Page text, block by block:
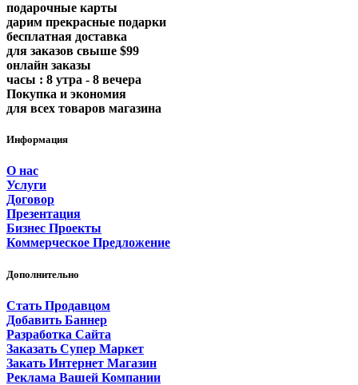
подарочные карты
дарим прекрасные подарки
бесплатная доставка
для заказов свыше $99
онлайн заказы
часы : 8 утра - 8 вечера
Покупка и экономия
для всех товаров магазина
Информация
О нас
Услуги
Договор
Презентация
Бизнес Проекты
Коммерческое Предложение
Дополнительно
Стать Продавцом
Добавить Баннер
Разработка Сайта
Заказать Супер Маркет
Закать Интернет Магазин
Реклама Вашей Компании